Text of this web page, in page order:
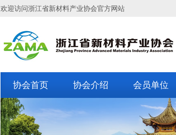
欢迎访问浙江省新材料产业协会官方网站
协会首页 协会介绍 会员单位